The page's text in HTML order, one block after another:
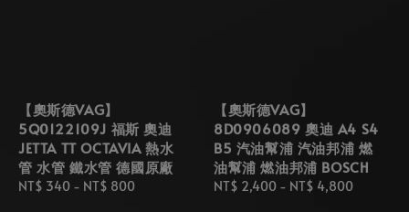
【奧斯德VAG】
5Q0122109J 福斯 奧迪
JETTA TT OCTAVIA 熱水
管 水管 鐵水管 德國原廠
Regular
NT$ 340 - NT$ 800
【奧斯德VAG】
8D0906089 奧迪 A4 S4
B5 汽油幫浦 汽油邦浦 燃
油幫浦 燃油邦浦 BOSCH
Regular
NT$ 2,400 - NT$ 4,800